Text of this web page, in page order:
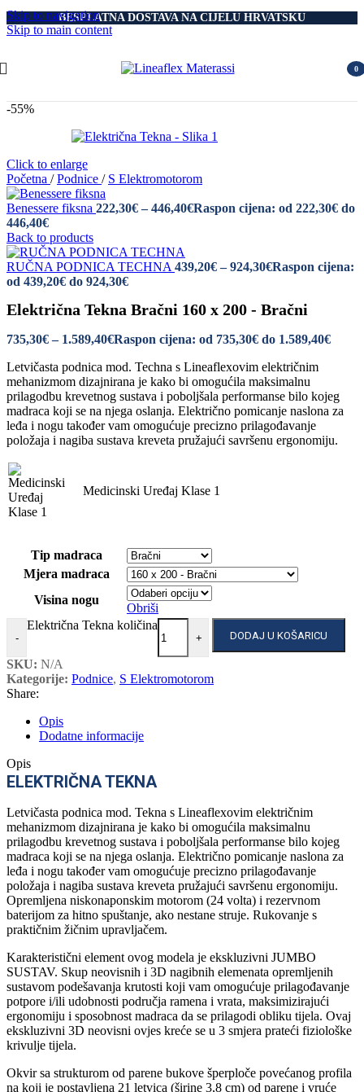
Skip to navigation
Skip to main content
BESPLATNA DOSTAVA NA CIJELU HRVATSKU
0
-55%
Click to enlarge
Početna / Podnice / S Elektromotorom
Benessere fiksna 222,30€ – 446,40€Raspon cijena: od 222,30€ do
446,40€
Back to products
RUČNA PODNICA TECHNA 439,20€ – 924,30€Raspon cijena:
od 439,20€ do 924,30€
Električna Tekna Bračni 160 x 200 - Bračni
735,30€ – 1.589,40€Raspon cijena: od 735,30€ do 1.589,40€
Letvičasta podnica mod. Techna s Lineaflexovim električnim
mehanizmom dizajnirana je kako bi omogućila maksimalnu
prilagodbu krevetnog sustava i poboljšala performanse bilo kojeg
madraca koji se na njega oslanja. Električno pomicanje naslona za
leđa i nogu također vam omogućuje precizno prilagođavanje
položaja i nagiba sustava kreveta pružajući savršenu ergonomiju.
Medicinski Uređaj Klase 1
Tip madraca
Mjera madraca
Visina nogu
Obriši
-
Električna Tekna količina
+ DODAJ U KOŠARICU
SKU: N/A
Kategorije: Podnice, S Elektromotorom
Share:
Opis
Dodatne informacije
Opis
ELEKTRIČNA TEKNA
Letvičasta podnica mod. Tekna s Lineaflexovim električnim
mehanizmom dizajnirana je kako bi omogućila maksimalnu
prilagodbu krevetnog sustava i poboljšala performanse bilo kojeg
madraca koji se na njega oslanja. Električno pomicanje naslona za
leđa i nogu također vam omogućuje precizno prilagođavanje
položaja i nagiba sustava kreveta pružajući savršenu ergonomiju.
Opremljena niskonaponskim motorom (24 volta) i rezervnom
baterijom za hitno spuštanje, ako nestane struje. Rukovanje s
praktičnim žičnim upravljačem.
Karakteristični element ovog modela je ekskluzivni JUMBO
SUSTAV. Skup neovisnih i 3D nagibnih elemenata opremljenih
sustavom podešavanja krutosti koji vam omogućuje prilagođavanje
potpore i/ili udobnosti područja ramena i vrata, maksimizirajući
ergonomiju i sposobnost madraca da se prilagodi obliku tijela. Ovaj
ekskluzivni 3D neovisni ovjes kreće se u 3 smjera prateći fiziološke
krivulje tijela.
Okvir sa strukturom od parene bukove šperploče povećanog profila
na koji je postavljena 21 letvica (širine 3,8 cm) od parene i vruće